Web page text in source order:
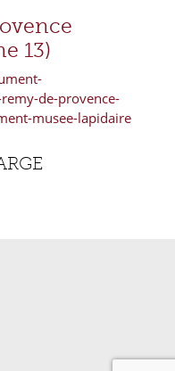
13)
de-provence-
musee-lapidaire